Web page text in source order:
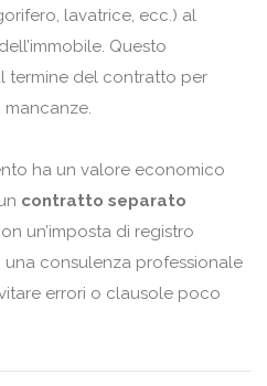
lavatrice, ecc.) al
Questo
termine del contratto per
ha un valore economico
contratto separato
un’imposta di registro
una consulenza professionale
errori o clausole poco